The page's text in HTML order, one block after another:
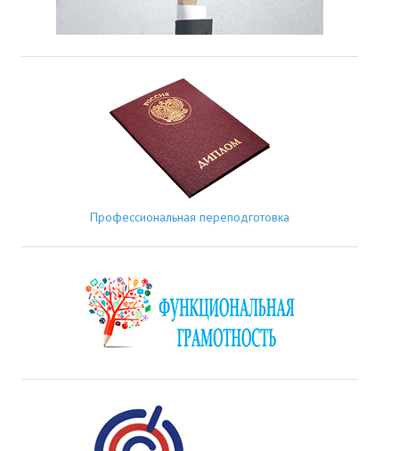
Профессиональная переподготовка